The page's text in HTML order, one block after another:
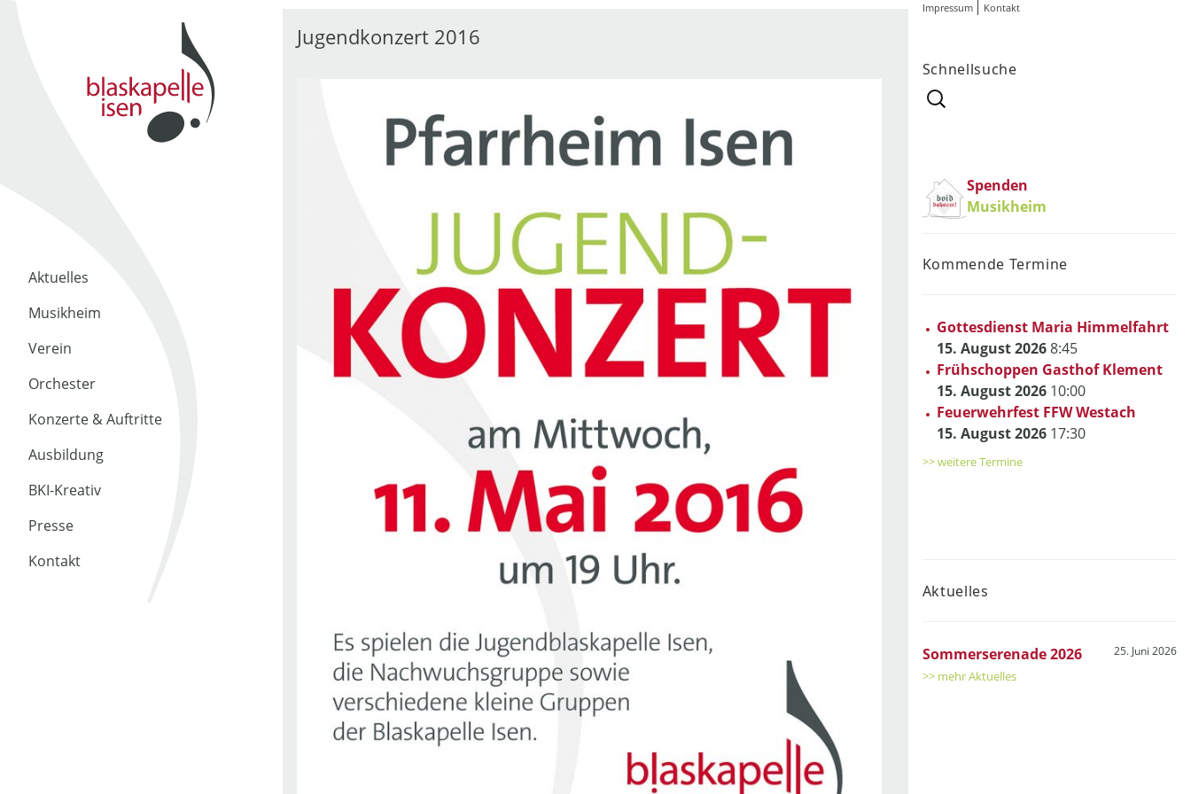
Aktuelles
Musikheim
Verein
Orchester
Konzerte & Auftritte
Ausbildung
BKI-Kreativ
Presse
Kontakt
Impressum Kontakt
Schnellsuche
Suchen
nach:
Spenden
Musikheim
Kommende Termine
Gottesdienst Maria Himmelfahrt
15. August 20268:45
Frühschoppen Gasthof Klement
15. August 202610:00
Feuerwehrfest FFW Westach
15. August 202617:30
>> weitere Termine
Aktuelles
Sommerserenade 2026 25. Juni 2026
>> mehr Aktuelles
Jugendkonzert 2016